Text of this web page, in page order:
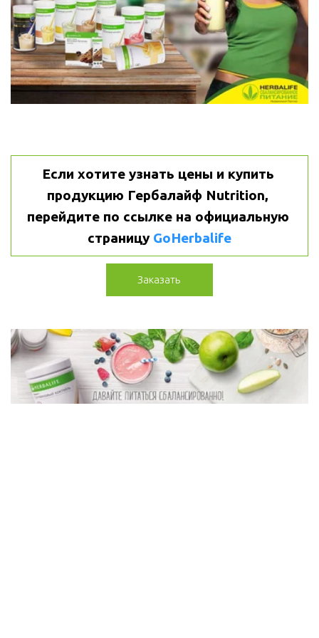
Если хотите узнать цены и купить
продукцию Гербалайф Nutrition,
перейдите по ссылке на официальную
страницу GoHerbalife
Заказать